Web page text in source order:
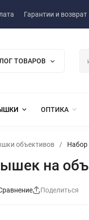
Гарантии и возврат
ТОВАРОВ
ОПТИКА
объективов / Набор
на
Поделиться